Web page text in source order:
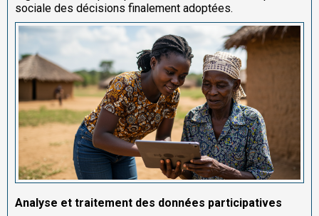
sociale des décisions finalement adoptées.
Analyse et traitement des données participatives